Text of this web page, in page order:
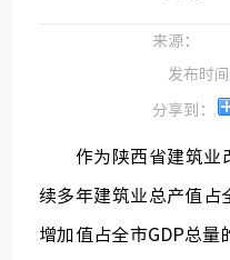
来源：
发布时间
分享到：
作为陕西省建筑业
续多年建筑业总产值占
增加值占全市GDP总量